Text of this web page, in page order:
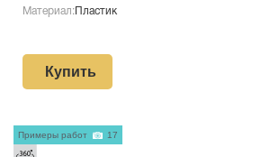
Материал: Пластик
Купить
Примеры работ 17